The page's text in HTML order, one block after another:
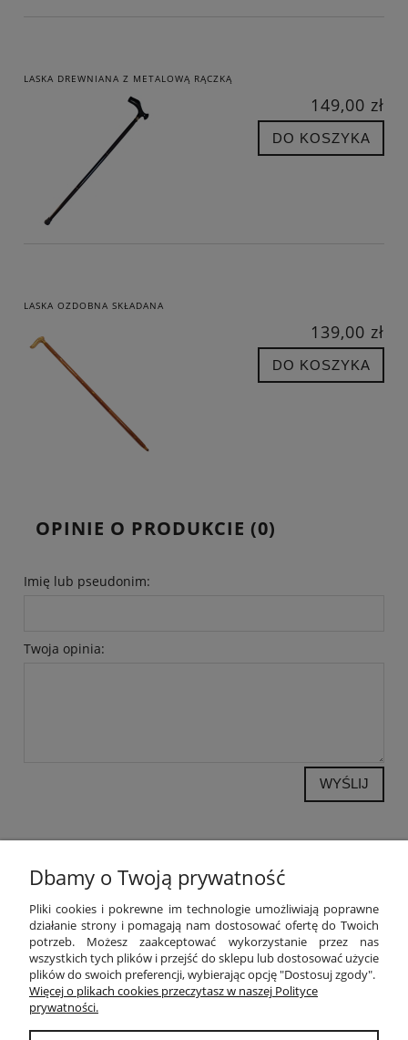
LASKA DREWNIANA Z METALOWĄ RĄCZKĄ
149,00 zł
DO KOSZYKA
LASKA OZDOBNA SKŁADANA
139,00 zł
DO KOSZYKA
OPINIE O PRODUKCIE (0)
Imię lub pseudonim:
Twoja opinia:
WYŚLIJ
POMOC
MOJE KONTO
PŁATNOŚCI I DOSTAWA
Dbamy o Twoją prywatność
Pliki cookies i pokrewne im technologie umożliwiają poprawne
działanie strony i pomagają nam dostosować ofertę do Twoich
potrzeb. Możesz zaakceptować wykorzystanie przez nas
wszystkich tych plików i przejść do sklepu lub dostosować użycie
plików do swoich preferencji, wybierając opcję "Dostosuj zgody".
Więcej o plikach cookies przeczytasz w naszej Polityce
prywatności.